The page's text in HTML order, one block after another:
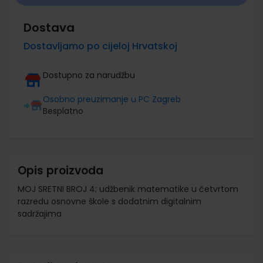
Dostava
Dostavljamo po cijeloj Hrvatskoj
Dostupno za narudžbu
Osobno preuzimanje u PC Zagreb
Besplatno
Opis proizvoda
MOJ SRETNI BROJ 4; udžbenik matematike u četvrtom
razredu osnovne škole s dodatnim digitalnim
sadržajima